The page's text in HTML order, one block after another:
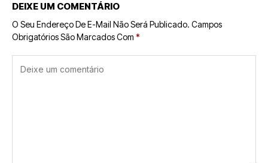
DEIXE UM COMENTÁRIO
O Seu Endereço De E-Mail Não Será Publicado. Campos
Obrigatórios São Marcados Com *